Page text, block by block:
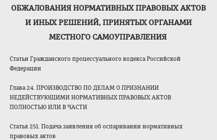
ОБЖАЛОВАНИЯ НОРМАТИВНЫХ ПРАВОВЫХ АКТОВ
И ИНЫХ РЕШЕНИЙ, ПРИНЯТЫХ ОРГАНАМИ
МЕСТНОГО САМОУПРАВЛЕНИЯ
Статьи Гражданского процессуального кодекса Российской
Федерации
Глава 24. ПРОИЗВОДСТВО ПО ДЕЛАМ О ПРИЗНАНИИ
НЕДЕЙСТВУЮЩИМИ НОРМАТИВНЫХ ПРАВОВЫХ АКТОВ
ПОЛНОСТЬЮ ИЛИ В ЧАСТИ
Статья 251. Подача заявления об оспаривании нормативных
правовых актов